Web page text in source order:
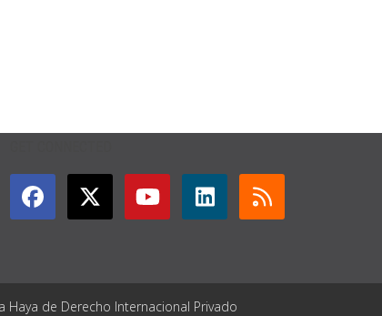
de Derecho Internacional Privado